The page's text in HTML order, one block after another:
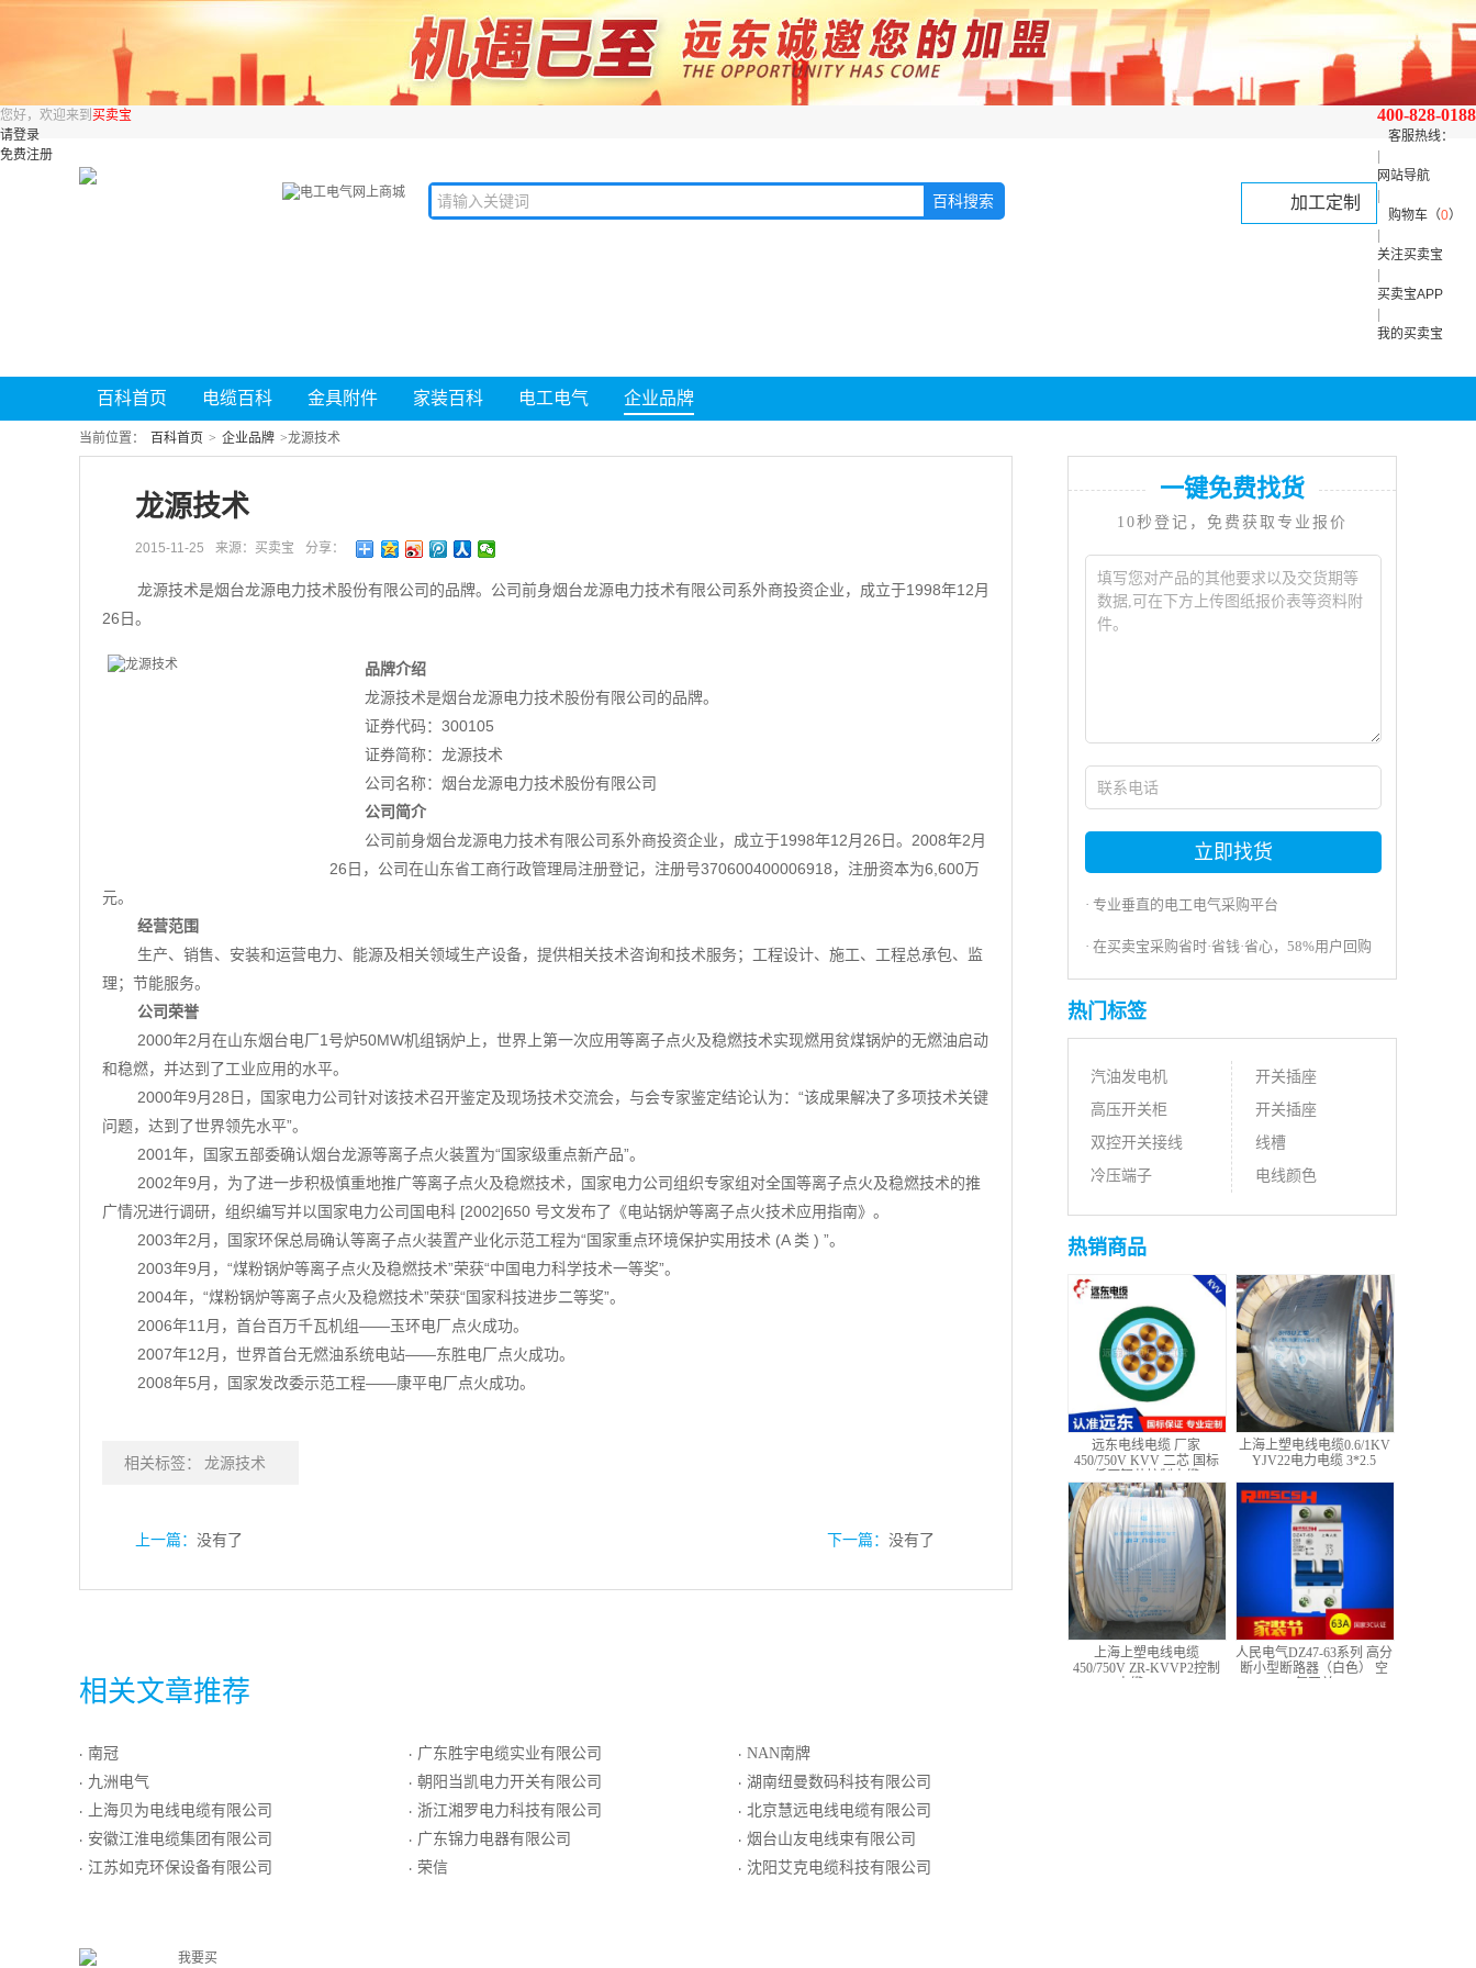
400-828-0188
客服热线：
网站导航
购物车（0）
关注买卖宝
买卖宝APP
我的买卖宝
您好，欢迎来到 买卖宝
请登录
免费注册
加工定制
百科首页 电缆百科 金具附件 家装百科 电工电气 企业品牌
当前位置： 百科首页 > 企业品牌 >龙源技术
龙源技术
2015-11-25 来源：买卖宝 分享：
龙源技术是烟台龙源电力技术股份有限公司的品牌。公司前身烟台龙源电力技术有限公司系外商投资企业，成立于1998年12月
26日。
品牌介绍
龙源技术是烟台龙源电力技术股份有限公司的品牌。
证券代码：300105
证券简称：龙源技术
公司名称：烟台龙源电力技术股份有限公司
公司简介
公司前身烟台龙源电力技术有限公司系外商投资企业，成立于1998年12月26日。2008年2月
26日，公司在山东省工商行政管理局注册登记，注册号370600400006918，注册资本为6,600万
元。
经营范围
生产、销售、安装和运营电力、能源及相关领域生产设备，提供相关技术咨询和技术服务；工程设计、施工、工程总承包、监
理；节能服务。
公司荣誉
2000年2月在山东烟台电厂1号炉50MW机组锅炉上，世界上第一次应用等离子点火及稳燃技术实现燃用贫煤锅炉的无燃油启动
和稳燃，并达到了工业应用的水平。
2000年9月28日，国家电力公司针对该技术召开鉴定及现场技术交流会，与会专家鉴定结论认为：“该成果解决了多项技术关键
问题，达到了世界领先水平”。
2001年，国家五部委确认烟台龙源等离子点火装置为“国家级重点新产品”。
2002年9月，为了进一步积极慎重地推广等离子点火及稳燃技术，国家电力公司组织专家组对全国等离子点火及稳燃技术的推
广情况进行调研，组织编写并以国家电力公司国电科 [2002]650 号文发布了《电站锅炉等离子点火技术应用指南》。
2003年2月，国家环保总局确认等离子点火装置产业化示范工程为“国家重点环境保护实用技术 (A 类 ) ”。
2003年9月，“煤粉锅炉等离子点火及稳燃技术”荣获“中国电力科学技术一等奖”。
2004年，“煤粉锅炉等离子点火及稳燃技术”荣获“国家科技进步二等奖”。
2006年11月，首台百万千瓦机组——玉环电厂点火成功。
2007年12月，世界首台无燃油系统电站——东胜电厂点火成功。
2008年5月，国家发改委示范工程——康平电厂点火成功。
相关标签： 龙源技术
上一篇： 没有了 下一篇： 没有了
相关文章推荐
· 南冠
· 九洲电气
· 上海贝为电线电缆有限公司
· 安徽江淮电缆集团有限公司
· 江苏如克环保设备有限公司
· 广东胜宇电缆实业有限公司
· 朝阳当凯电力开关有限公司
· 浙江湘罗电力科技有限公司
· 广东锦力电器有限公司
· 荣信
· NAN南牌
· 湖南纽曼数码科技有限公司
· 北京慧远电线电缆有限公司
· 烟台山友电线束有限公司
· 沈阳艾克电缆科技有限公司
一键免费找货
10秒登记，免费获取专业报价
立即找货
· 专业垂直的电工电气采购平台
· 在买卖宝采购省时·省钱·省心，58%用户回购
热门标签
汽油发电机
高压开关柜
双控开关接线
冷压端子
开关插座
开关插座
线槽
电线颜色
热销商品
远东电线电缆 厂家
450/750V KVV 二芯 国标
上海上塑电线电缆0.6/1KV
YJV22电力电缆 3*2.5
上海上塑电线电缆
450/750V ZR-KVVP2控制
人民电气DZ47-63系列 高分
断小型断路器（白色） 空
我要买